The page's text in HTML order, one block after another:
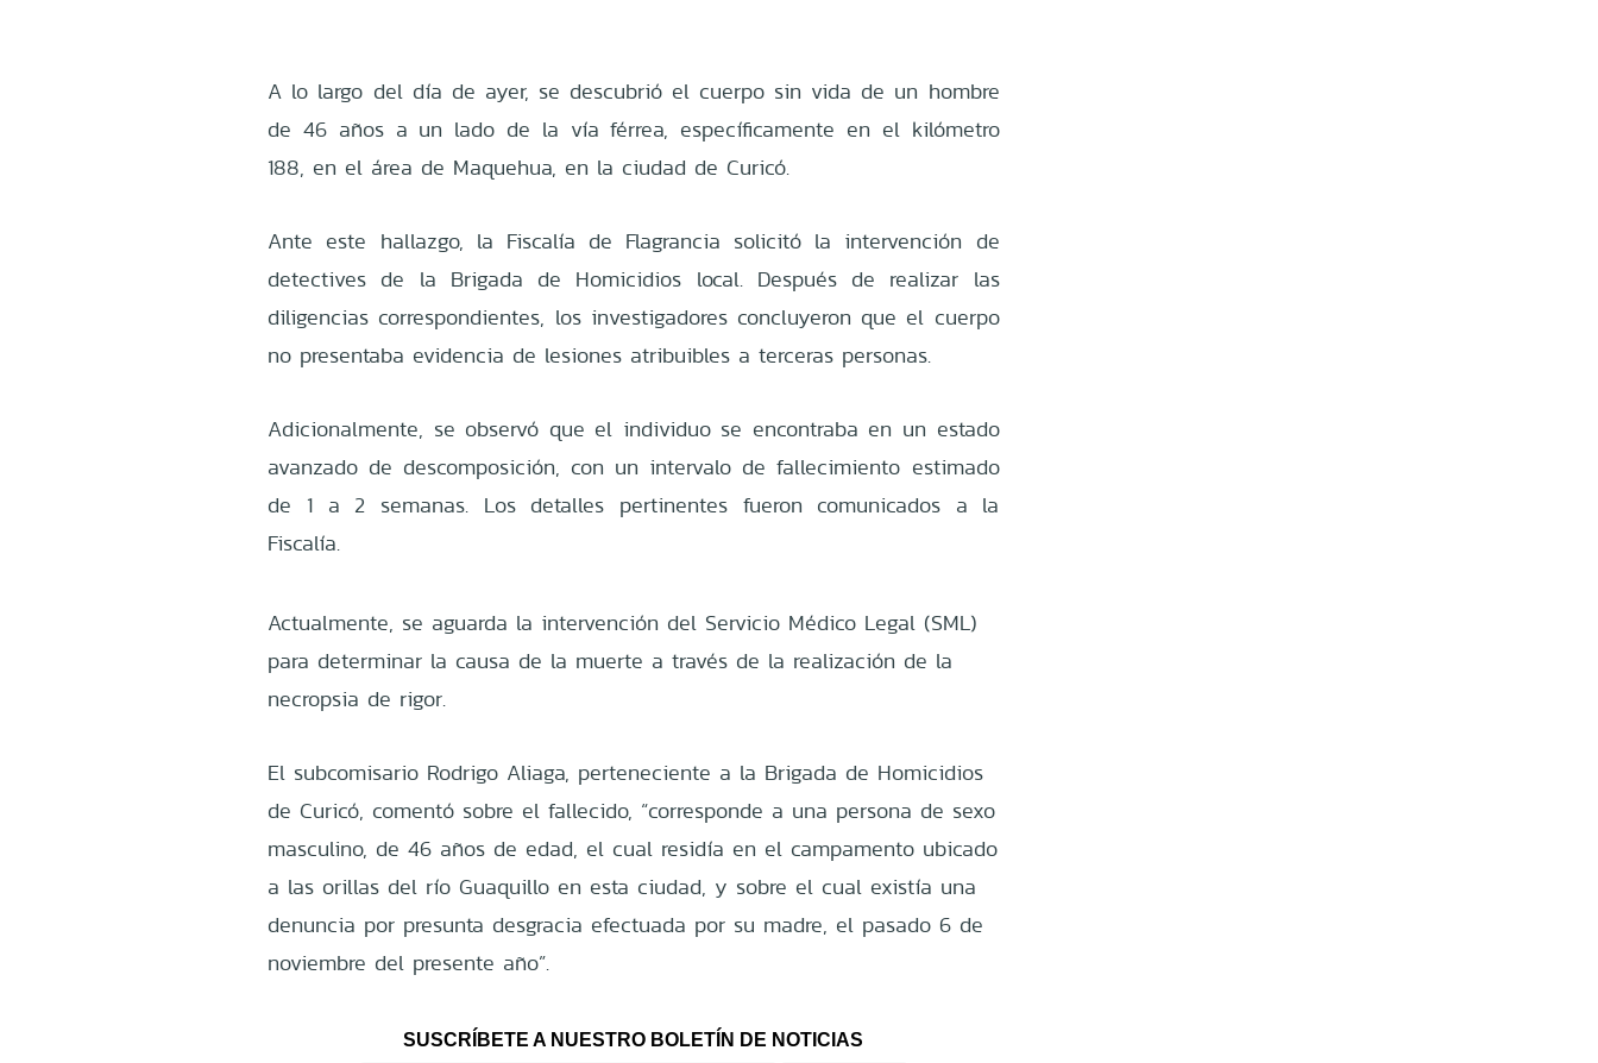
A lo largo del día de ayer, se descubrió el cuerpo sin vida de un hombre
de 46 años a un lado de la vía férrea, específicamente en el kilómetro
188, en el área de Maquehua, en la ciudad de Curicó.
Ante este hallazgo, la Fiscalía de Flagrancia solicitó la intervención de
detectives de la Brigada de Homicidios local. Después de realizar las
diligencias correspondientes, los investigadores concluyeron que el cuerpo
no presentaba evidencia de lesiones atribuibles a terceras personas.
Adicionalmente, se observó que el individuo se encontraba en un estado
avanzado de descomposición, con un intervalo de fallecimiento estimado
de 1 a 2 semanas. Los detalles pertinentes fueron comunicados a la
Fiscalía.
Actualmente, se aguarda la intervención del Servicio Médico Legal (SML)
para determinar la causa de la muerte a través de la realización de la
necropsia de rigor.
El subcomisario Rodrigo Aliaga, perteneciente a la Brigada de Homicidios
de Curicó, comentó sobre el fallecido, “corresponde a una persona de sexo
masculino, de 46 años de edad, el cual residía en el campamento ubicado
a las orillas del río Guaquillo en esta ciudad, y sobre el cual existía una
denuncia por presunta desgracia efectuada por su madre, el pasado 6 de
noviembre del presente año”.
SUSCRÍBETE A NUESTRO BOLETÍN DE NOTICIAS